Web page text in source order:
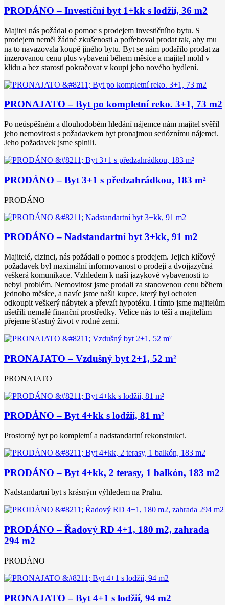
PRODÁNO – Investiční byt 1+kk s lodžií, 36 m2
Majitel nás požádal o pomoc s prodejem investičního bytu. S
prodejem neměl žádné zkušenosti a potřeboval prodat tak, aby mu
na to navazovala koupě jiného bytu. Byt se nám podařilo prodat za
inzerovanou cenu plus vybavení během měsíce a majitel mohl v
klidu a bez starostí pokračovat v koupi jeho nového bydlení.
PRONAJATO – Byt po kompletní reko. 3+1, 73 m2
Po neúspěšném a dlouhodobém hledání nájemce nám majitel svěřil
jeho nemovitost s požadavkem byt pronajmou serióznímu nájemci.
Jeho požadavek jsme splnili.
PRODÁNO – Byt 3+1 s předzahrádkou, 183 m²
PRODÁNO
PRODÁNO – Nadstandartní byt 3+kk, 91 m2
Majitelé, cizinci, nás požádali o pomoc s prodejem. Jejich klíčový
požadavek byl maximální informovanost o prodeji a dvojjazyčná
veškerá komunikace. Vzhledem k naší jazykové vybavenosti to
nebyl problém. Nemovitost jsme prodali za stanovenou cenu během
jednoho měsíce, a navíc jsme našli kupce, který byl ochoten
odkoupit veškerý nábytek a převzít hypotéku. I tímto jsme majitelům
ušetřili nemalé finanční prostředky. Velice nás to těší a majitelům
přejeme šťastný život v rodné zemi.
PRONAJATO – Vzdušný byt 2+1, 52 m²
PRONAJATO
PRODÁNO – Byt 4+kk s lodžií, 81 m²
Prostorný byt po kompletní a nadstandartní rekonstrukci.
PRODÁNO – Byt 4+kk, 2 terasy, 1 balkón, 183 m2
Nadstandartní byt s krásným výhledem na Prahu.
PRODÁNO – Řadový RD 4+1, 180 m2, zahrada
294 m2
PRODÁNO
PRONAJATO – Byt 4+1 s lodžií, 94 m2